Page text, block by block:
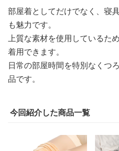
部屋着としてだけでなく、寝
も魅力です。
上質な素材を使用しているた
着用できます。
日常の部屋時間を特別なくつ
品です。
今回紹介した商品一覧